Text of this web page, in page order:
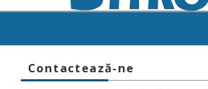
Contactează-ne